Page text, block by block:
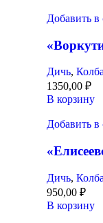
Добавить
Дичь,
1350,00 ₽
В корзину
Добавить
Дичь,
950,00 ₽
В корзину